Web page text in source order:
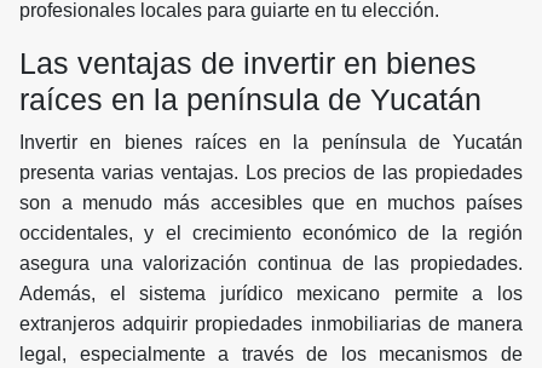
profesionales locales para guiarte en tu elección.
Las ventajas de invertir en bienes
raíces en la península de Yucatán
Invertir en bienes raíces en la península de Yucatán
presenta varias ventajas. Los precios de las propiedades
son a menudo más accesibles que en muchos países
occidentales, y el crecimiento económico de la región
asegura una valorización continua de las propiedades.
Además, el sistema jurídico mexicano permite a los
extranjeros adquirir propiedades inmobiliarias de manera
legal, especialmente a través de los mecanismos de